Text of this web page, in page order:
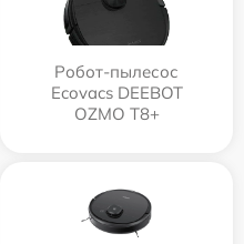
Робот-пылесос
Ecovacs DEEBOT
OZMO T8+